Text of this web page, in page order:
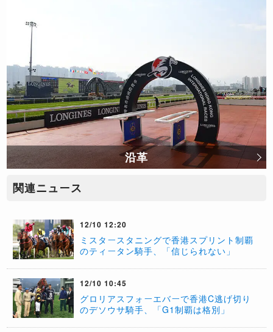
沿革
関連ニュース
12/10 12:20
​ミスタースタニングで香港スプリント制覇
のティータン騎手、「信じられない」
12/10 10:45
グロリアスフォーエバーで香港C逃げ切り
のデソウサ騎手、「G1制覇は格別」